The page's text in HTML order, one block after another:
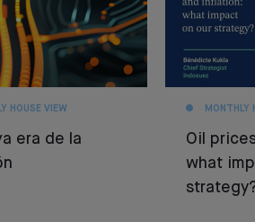
HOUSE VIEW
era de la
MONTHLY
Oil
what